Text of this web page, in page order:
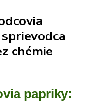
chémie
papriky: